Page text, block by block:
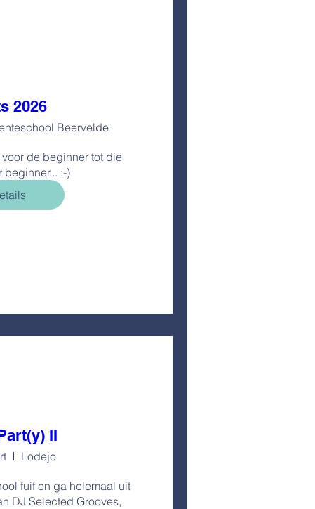
2026
Beervelde
de beginner tot die
beginner... :-)
II
Lodejo
fuif en ga helemaal uit
DJ Selected Grooves,